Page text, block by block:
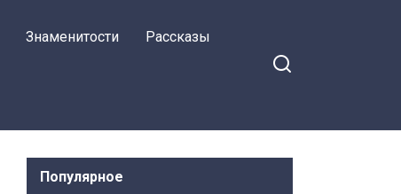
Знаменитости Рассказы
Популярное